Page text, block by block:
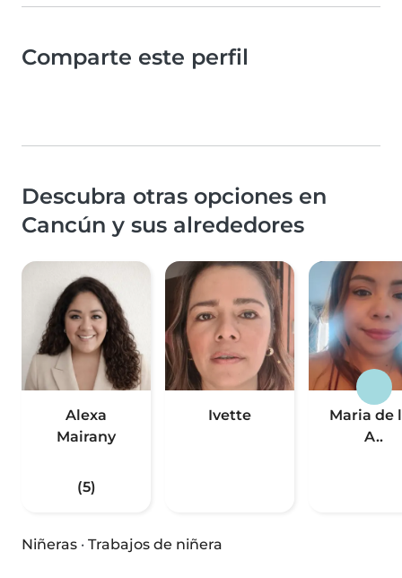
Comparte este perfil
Descubra otras opciones en
Cancún y sus alrededores
Alexa
Mairany
(5)
Ivette
Maria de
A..
Niñeras · Trabajos de niñera